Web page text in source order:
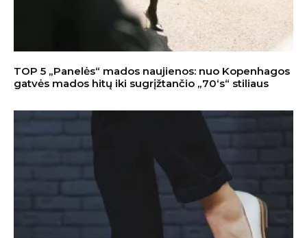
TOP 5 „Panelės“ mados naujienos: nuo Kopenhagos
gatvės mados hitų iki sugrįžtančio „70‘s“ stiliaus